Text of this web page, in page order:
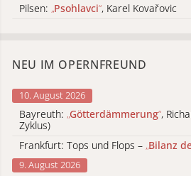
Pilsen: „Psohlavci“, Karel Kovařovic
NEU IM OPERNFREUND
10. August 2026
Bayreuth: „Götterdämmerung“,
Zyklus)
Frankfurt: Tops und Flops – „Bilanz
9. August 2026